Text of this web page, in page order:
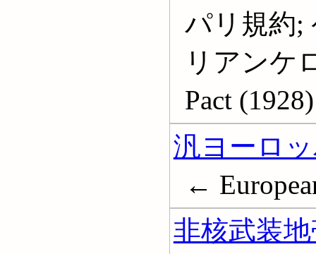
パリ規約;
リアンケ
Pact (1928)
汎ヨーロ
←
非核武装